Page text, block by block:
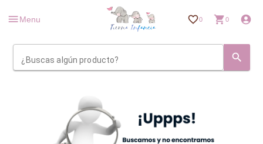
Menu 0 0
¿Buscas algún producto?